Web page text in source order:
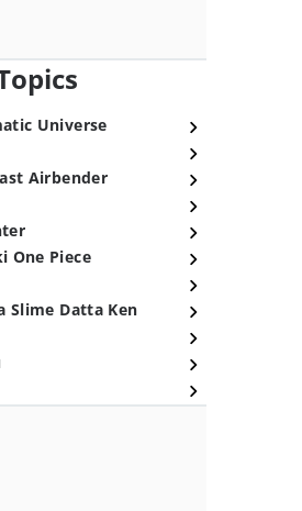
Universe
Airbender
One Piece
Slime Datta Ken